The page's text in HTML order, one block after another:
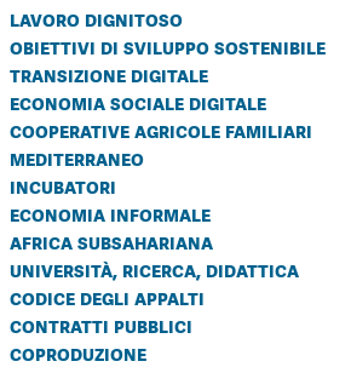
lavoro dignitoso
obiettivi di sviluppo sostenibile
transizione digitale
economia sociale digitale
cooperative agricole familiari
mediterraneo
incubatori
economia informale
africa subsahariana
università, ricerca, didattica
codice degli appalti
contratti pubblici
coproduzione